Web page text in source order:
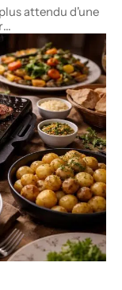
attendu d'une
…